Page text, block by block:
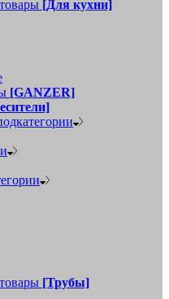
[Для кухни]
[GANZER]
[Трубы]